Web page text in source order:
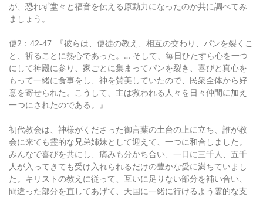
が、恐れず堂々と福音を伝える原動力になったのか共に調べてみ
ましょう。
使2：42-47 『彼らは、使徒の教え、相互の交わり、パンを裂くこ
と、祈ることに熱心であった。… そして、毎日ひたすら心を一つ
にして神殿に参り、家ごとに集まってパンを裂き、喜びと真心を
もって一緒に食事をし、神を賛美していたので、民衆全体から好
意を寄せられた。こうして、主は救われる人々を日々仲間に加え
一つにされたのである。』
初代教会は、神様がくださった御言葉の土台の上に立ち、誰が教
会に来ても霊的な兄弟姉妹として迎えて、一つに和合しました。
みんなで喜びを共にし、痛みも分かち合い、一日に三千人、五千
人が入ってきても受け入れられるだけの豊かな愛に満ちていまし
た。キリストの教えに従って、互いに足りない部分を補い合い、
間違った部分を直してあげて、天国に一緒に行けるよう霊的な支